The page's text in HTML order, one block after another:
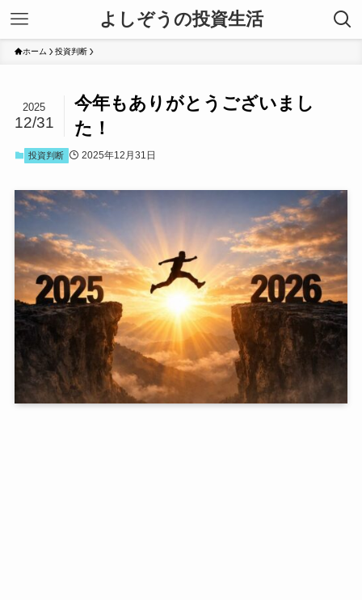
よしぞうの投資生活
ホーム 投資判断
今年もありがとうございまし
た！
2025
12/31
投資判断 2025年12月31日